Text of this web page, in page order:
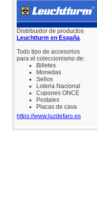
Distribuidor de productos
Leuchtturm en España.
Todo tipo de accesorios
para el coleccionismo de:
Billetes
Monedas
Sellos
Loteria Nacional
Cupones ONCE
Postales
Placas de cava
https://www.luzdefaro.es